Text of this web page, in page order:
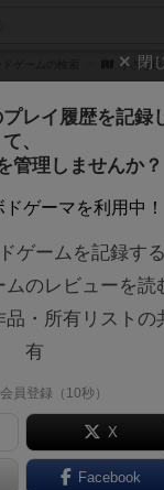
小さな巨
な巨人カジミー
0件の戦略やコツ
1
な巨人カジミールのトッ
会員の新しい投
ワイアームスパン
初プレイの感想です。ウ
閉
レイ履歴を記録
て、
管理しませんか？
ドゲーマを利用中！
ゲームを記録する
ムのレビューを読
品・所有リストの
有
員登録（10秒）
X
Facebook